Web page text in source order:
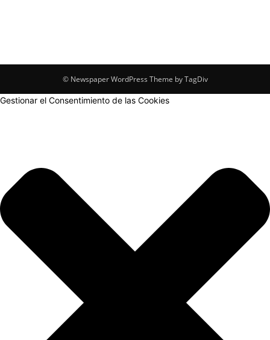
© Newspaper WordPress Theme by TagDiv
Gestionar el Consentimiento de las Cookies